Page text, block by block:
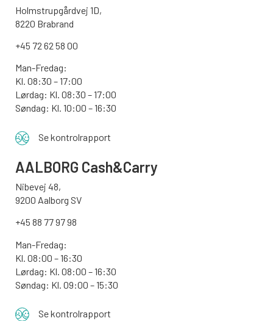
Holmstrupgårdvej 1D,
8220 Brabrand
+45 72 62 58 00
Man-Fredag:
Kl. 08:30 – 17:00
Lørdag: Kl. 08:30 – 17:00
Søndag: Kl. 10:00 – 16:30
Se kontrolrapport
AALBORG Cash&Carry
Nibevej 48,
9200 Aalborg SV
+45 88 77 97 98
Man-Fredag:
Kl. 08:00 – 16:30
Lørdag: Kl. 08:00 – 16:30
Søndag: Kl. 09:00 – 15:30
Se kontrolrapport